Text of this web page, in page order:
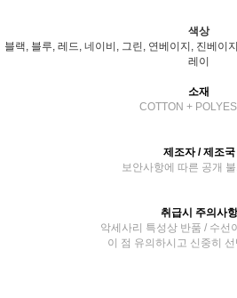
색상
블랙, 블루, 레드, 네이비, 그린, 연베이지, 진베이
레이
소재
COTTON +
제조자 / 제조국
보안사항에 따른 공개
취급시 주의사항
악세사리 특성상 반품 / 수선
이 점 유의하시고 신중히 선